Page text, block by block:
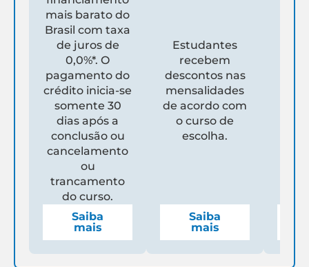
mais barato do
Brasil com taxa
de juros de
0,0%*. O
pagamento do
crédito inicia-se
somente 30
dias após a
conclusão ou
cancelamento
ou
trancamento
do curso.
Saiba
mais
Estudantes
recebem
descontos nas
mensalidades
de acordo com
o curso de
escolha.
Saiba
mais